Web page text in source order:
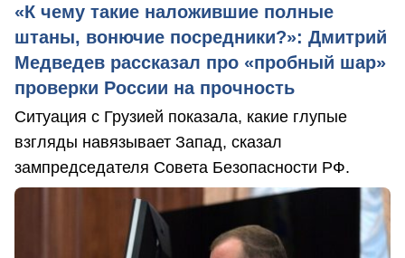
«К чему такие наложившие полные
штаны, вонючие посредники?»: Дмитрий
Медведев рассказал про «пробный шар»
проверки России на прочность
Ситуация с Грузией показала, какие глупые
взгляды навязывает Запад, сказал
зампредседателя Совета Безопасности РФ.